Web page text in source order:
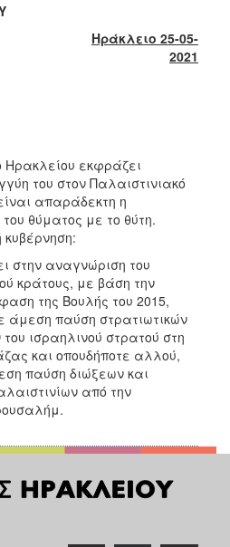
Ηράκλειο 25-05-
2021
Ηρακλείου εκφράζει
του στον Παλαιστινιακό
απαράδεκτη η
θύματος με το θύτη.
στην αναγνώριση του
κράτους, με βάση την
της Βουλής του 2015,
άμεση παύση στρατιωτικών
ισραηλινού στρατού στη
και οπουδήποτε αλλού,
παύση διώξεων και
από την